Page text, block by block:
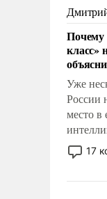
что
нашего
класс»
Уже
России
место в
чем
17